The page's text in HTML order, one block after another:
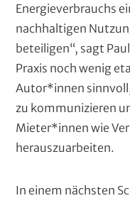
Energieverbrauchs
nachhaltigen
beteiligen“, sagt
Praxis noch wenig
Autor*innen
zu kommunizieren
Mieter*innen wie
herauszuarbeiten.
In einem nächsten